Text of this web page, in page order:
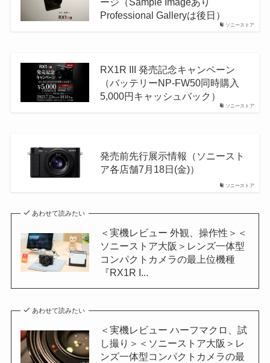
ソニーストア
Professional Galleryは後日）
ソニーストア
RX1R III 発売記念キャンペーン
（バッテリーNP-FW50同時購入
5,000円キャッシュバック）
ソニーストア
発売前先行展示情報（ソニースト
ア各店舗7月18日(金)）
あわせて読みたい
＜実機レビュー 外観、操作性＞＜
ソニーストア大阪＞レンズ一体型
コンパクトカメラの最上位機種
『RX1R I...
あわせて読みたい
＜実機レビュー ハーフマクロ、試
し撮り＞＜ソニーストア大阪＞レ
ンズ一体型コンパクトカメラの最